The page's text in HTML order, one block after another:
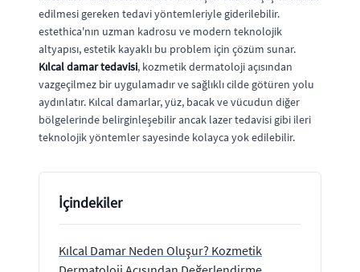
edilmesi gereken tedavi yöntemleriyle giderilebilir.
estethica'nın uzman kadrosu ve modern teknolojik
altyapısı, estetik kayaklı bu problem için çözüm sunar.
Kılcal damar tedavisi, kozmetik dermatoloji açısından
vazgeçilmez bir uygulamadır ve sağlıklı cilde götüren yolu
aydınlatır. Kılcal damarlar, yüz, bacak ve vücudun diğer
bölgelerinde belirginleşebilir ancak lazer tedavisi gibi ileri
teknolojik yöntemler sayesinde kolayca yok edilebilir.
İçindekiler
Kılcal Damar Neden Oluşur? Kozmetik